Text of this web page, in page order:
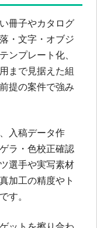
冊子やカタログ
・文字・オブジ
ンプレート化、
まで見据えた組
提の案件で強み
入稿データ作
ラ・色校正確認
選手や実写素材
加工の精度やト
す。